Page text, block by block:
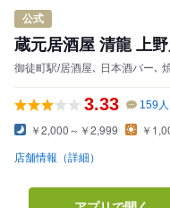
公式
蔵元居酒屋 清龍 上
御徒町駅/居酒屋､ 日本酒バー､
3.33 159人
￥2,000～￥2,999 ￥
店舗情報（詳細）